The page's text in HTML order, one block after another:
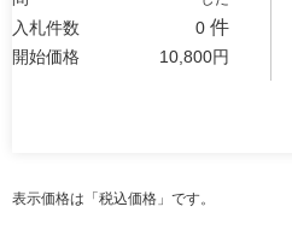
入札件数 0 件
開始価格 10,800円
表示価格は「税込価格」です。